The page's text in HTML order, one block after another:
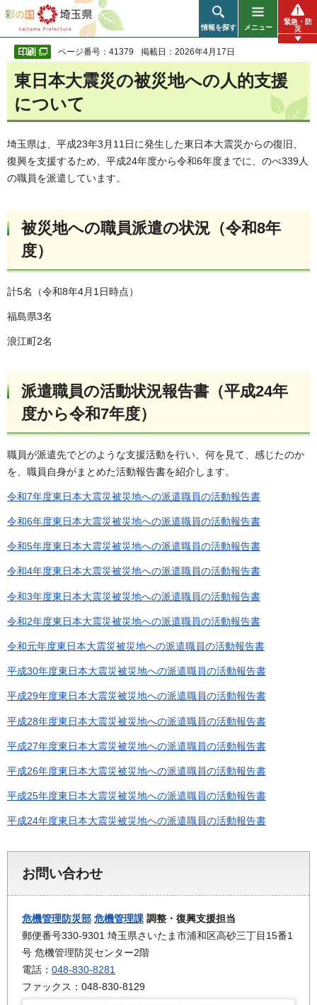
彩の国 埼玉県
情報を探す メニュー
緊急・防
災
ページ番号：41379 掲載日：2026年4月17日
東日本大震災の被災地への人的支援
について
埼玉県は、平成23年3月11日に発生した東日本大震災からの復旧、
復興を支援するため、平成24年度から令和6年度までに、のべ339人
の職員を派遣しています。
被災地への職員派遣の状況（令和8年
度）
計5名（令和8年4月1日時点）
福島県3名
浪江町2名
派遣職員の活動状況報告書（平成24年
度から令和7年度）
職員が派遣先でどのような支援活動を行い、何を見て、感じたのか
を、職員自身がまとめた活動報告書を紹介します。
令和7年度東日本大震災被災地への派遣職員の活動報告書
令和6年度東日本大震災被災地への派遣職員の活動報告書
令和5年度東日本大震災被災地への派遣職員の活動報告書
令和4年度東日本大震災被災地への派遣職員の活動報告書
令和3年度東日本大震災被災地への派遣職員の活動報告書
令和2年度東日本大震災被災地への派遣職員の活動報告書
令和元年度東日本大震災被災地への派遣職員の活動報告書
平成30年度東日本大震災被災地への派遣職員の活動報告書
平成29年度東日本大震災被災地への派遣職員の活動報告書
平成28年度東日本大震災被災地への派遣職員の活動報告書
平成27年度東日本大震災被災地への派遣職員の活動報告書
平成26年度東日本大震災被災地への派遣職員の活動報告書
平成25年度東日本大震災被災地への派遣職員の活動報告書
平成24年度東日本大震災被災地への派遣職員の活動報告書
お問い合わせ
危機管理防災部 危機管理課 調整・復興支援担当
郵便番号330-9301 埼玉県さいたま市浦和区高砂三丁目15番1
号 危機管理防災センター2階
電話： 048-830-8281
ファックス：048-830-8129